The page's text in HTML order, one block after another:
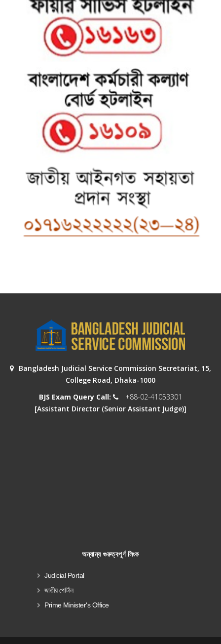
Bangladesh Judicial Service Commission Secretariat, 15,
College Road, Dhaka-1000
BJS Exam Query Call:
+88-02-41053301
[Assistant Director (Senior Assistant Judge)]
অন্যান্য গুরুত্বপূর্ণ লিংক
Judicial Portal
জাতীয় পোর্টাল
Prime Minister's Office